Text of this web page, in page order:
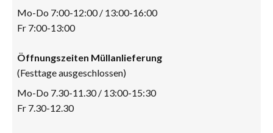
Mo-Do 7:00-12:00 / 13:00-16:00
Fr 7:00-13:00
Öffnungszeiten Müllanlieferung
(Festtage ausgeschlossen)
Mo-Do 7.30-11.30 / 13:00-15:30
Fr 7.30-12.30